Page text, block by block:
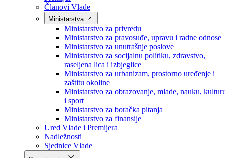
Vlada
Vlada BPK Goražde
Premijer
Članovi Vlade
Ministarstva
Ministarstvo za privredu
Ministarstvo za pravosuđe, upravu i radne odnose
Ministarstvo za unutrašnje poslove
Ministarstvo za socijalnu politiku, zdravstvo,
raseljena lica i izbjeglice
Ministarstvo za urbanizam, prostorno uređenje i
zaštitu okoline
Ministarstvo za obrazovanje, mlade, nauku,
i sport
Ministarstvo za boračka pitanja
Ministarstvo za finansije
Ured Vlade i Premijera